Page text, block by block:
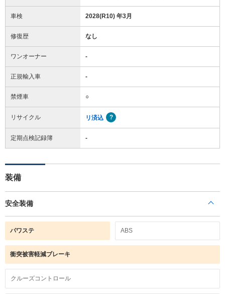
車検 2028(R10) 年3月
修復歴 なし
ワンオーナー -
正規輸入車 -
禁煙車 ○
リサイクル リ済込
定期点検記録簿 -
装備
安全装備
パワステ ABS
衝突被害軽減ブレーキ
クルーズコントロール